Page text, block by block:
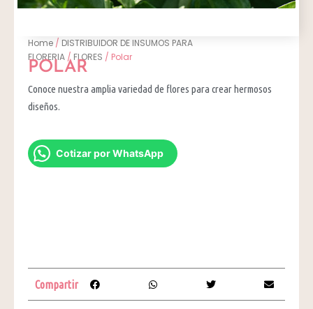
Home / DISTRIBUIDOR DE INSUMOS PARA
FLORERIA / FLORES / Polar
POLAR
Conoce nuestra amplia variedad de flores para crear hermosos
diseños.
Cotizar por WhatsApp
Compartir